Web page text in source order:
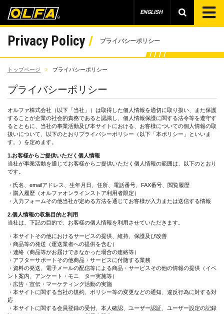
ENGLISH
Privacy Policy プライバシーポリシー
トップページ プライバシーポリシー
プライバシーポリシー
オルファ株式会社（以下「当社」）は取得した個人情報を適切に取り扱い、また保護
することが企業の社会的責務であると認識し、個人情報保護に関する法令等を遵守す
るとともに、当社の事業活動及び本サイトにおける、お客様についての個人情報の取
扱いについて、以下のとおりプライバシーポリシー（以下「本ポリシー」といいま
す。）を定めます。
1.お客様からご提供いただく個人情報
当社が事業活動を通じてお客様からご提供いただく個人情報の範囲は、以下のとおり
です。
・氏名、 emailアドレス、生年月日、住所、電話番号、 FAX番号、閲覧履歴
・購入履歴（オルファオンラインストア利用者限定）
・入力フォームその他当社が定める方法を通じてお客様が入力または送信する情報
2.個人情報の収集目的と利用
当社は、下記の目的で、お客様の個人情報を利用させていただきます。
・本サイトその他におけるサービスの提供、維持、保護及び改善
・商品等の発送（運送業者への提供を含む）
・連絡（商品等がお届けできなかった場合の連絡等）
・アフターサポートその他商品・サービスに付随する業務
・資料の発送、電子メールの配信等による商品・サービスその他の情報の提供（イベ
ント案内、アンケート・モニ ター実施等）
・広告・宣伝・マーケティング活動の実施
・本サイトに関する当社の規約、ポリシー等の変更などの通知、違反行為に対する対
応
・本サイトに関する会員登録の受付、本人確認、ユーザー認証、ユーザー設定の記録